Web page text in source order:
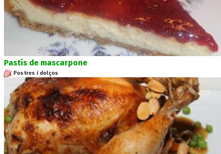
Pastís de mascarpone
Postres i dolços